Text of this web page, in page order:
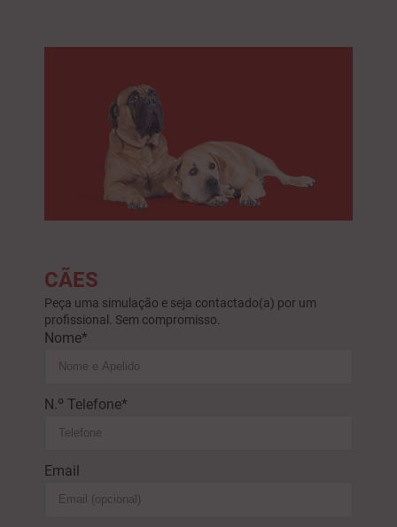
CÃES
Peça uma simulação e seja contactado(a) por um
profissional. Sem compromisso.
Nome*
N.º Telefone*
Email